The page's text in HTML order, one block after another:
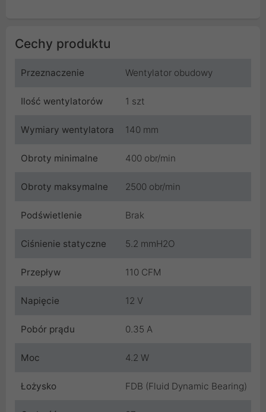
Cechy produktu
Przeznaczenie Wentylator obudowy
Ilość wentylatorów 1 szt
Wymiary wentylatora 140 mm
Obroty minimalne 400 obr/min
Obroty maksymalne 2500 obr/min
Podświetlenie Brak
Ciśnienie statyczne 5.2 mmH2O
Przepływ 110 CFM
Napięcie 12 V
Pobór prądu 0.35 A
Moc 4.2 W
Łożysko FDB (Fluid Dynamic Bearing)